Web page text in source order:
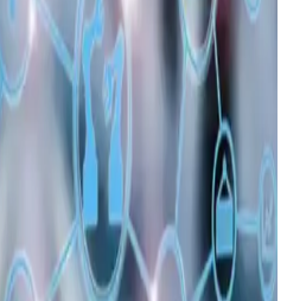
paralı casus yazılım
katmanı sunuyor. Ancak bu
koruma sağlamamaktadır.
İçin Kritik Güvenlik
Uygulamaları
güvenlik uyarıları gönderiyor.
uyumu sağlarken kullanıcı
gizlilik endişeleri sürüyor.
ve Çin'de MacBook